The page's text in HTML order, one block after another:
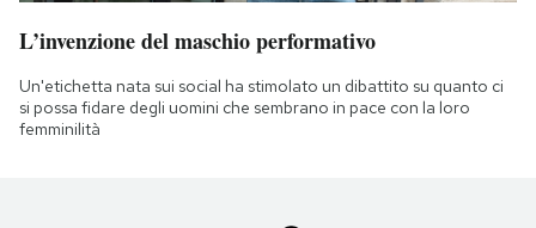
L’invenzione del maschio performativo
Un'etichetta nata sui social ha stimolato un dibattito su quanto ci
si possa fidare degli uomini che sembrano in pace con la loro
femminilità